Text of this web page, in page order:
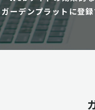
ガーデンプラットに登